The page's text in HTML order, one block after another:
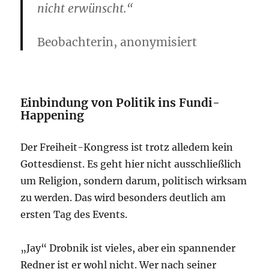
nicht erwünscht.“
Beobachterin, anonymisiert
Einbindung von Politik ins Fundi-
Happening
Der Freiheit-Kongress ist trotz alledem kein
Gottesdienst. Es geht hier nicht ausschließlich
um Religion, sondern darum, politisch wirksam
zu werden. Das wird besonders deutlich am
ersten Tag des Events.
„Jay“ Drobnik ist vieles, aber ein spannender
Redner ist er wohl nicht. Wer nach seiner